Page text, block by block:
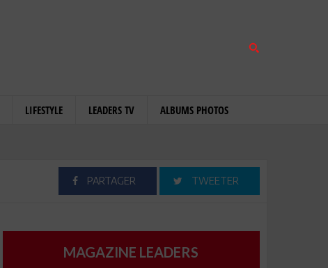
LIFESTYLE LEADERS TV ALBUMS PHOTOS
PARTAGER TWEETER
MAGAZINE LEADERS